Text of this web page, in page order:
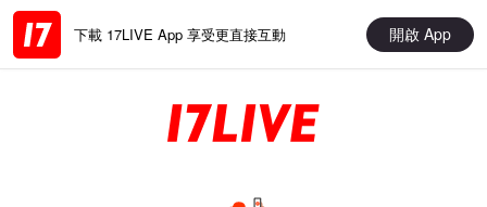
下載 17LIVE App 享受更直接互動 開啟 App